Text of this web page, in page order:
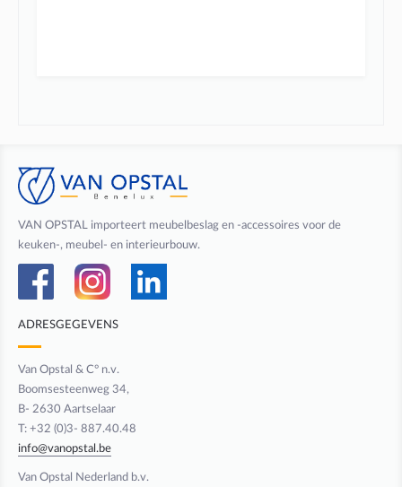
VAN OPSTAL importeert meubelbeslag en -accessoires voor de
keuken-, meubel- en interieurbouw.
ADRESGEGEVENS
Van Opstal & C° n.v.
Boomsesteenweg 34,
B- 2630 Aartselaar
T: +32 (0)3- 887.40.48
info@vanopstal.be
Van Opstal Nederland b.v.